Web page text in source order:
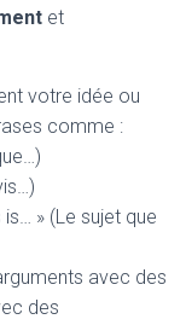
et
votre idée ou
comme :
» (Le sujet que
avec des
des